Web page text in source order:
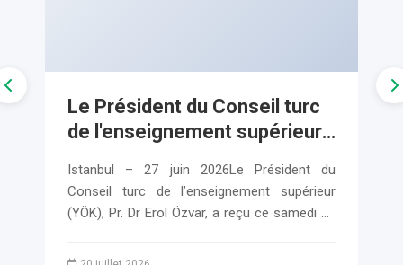
turc
du
supérieur
ce samedi 27
Entretiens mauritano-turcs
en vue du renforcement de
domaines de
supérieur et de la recherche
Istanbul – 26 juin 2026Le Ministre turc
l'Éducation nationale, Pr. Dr Yusuf
reçu ce soir à l'hôtel Pullman Istanbul (lieu
l'Enseignement supéri...